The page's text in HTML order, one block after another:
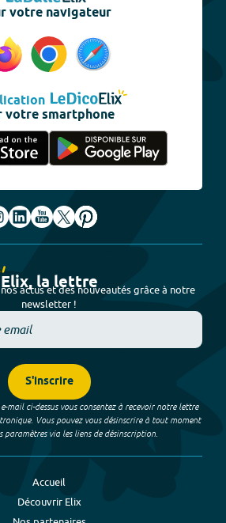
votre navigateur
votre smartphone
Elix, la lettre
actus et des nouveautés grâce à notre
newsletter !
S'inscrire
mail ci-dessus vous consentez à recevoir notre lettre
Vous pouvez vous désinscrire à tout moment
paramètres via les liens de désinscription.
Accueil
Découvrir Elix